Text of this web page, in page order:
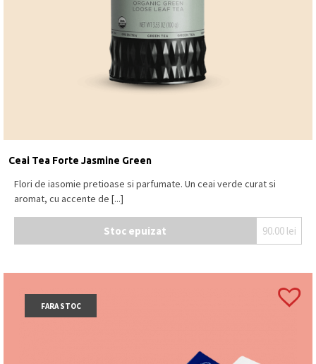
Ceai Tea Forte Jasmine Green
Flori de iasomie pretioase si parfumate. Un ceai verde curat si
aromat, cu accente de [...]
Stoc epuizat 90.00 lei
FARA STOC